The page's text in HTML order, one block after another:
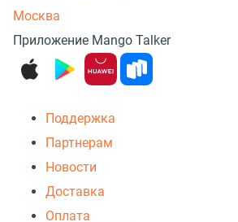
Москва
Приложение Mango Talker
Поддержка
Партнерам
Новости
Доставка
Оплата